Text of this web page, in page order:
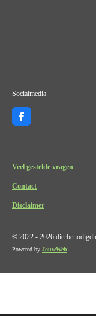
Socialmedia
F
a
o
o
Veel gestelde vragen
Contact
Disclaimer
© 2022 - 2026
Powered by JouwWeb